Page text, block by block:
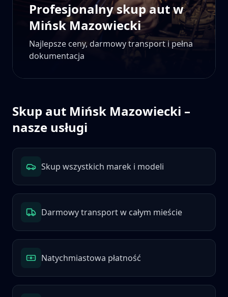
Profesjonalny skup aut w
Mińsk Mazowiecki
Najlepsze ceny, darmowy transport i pełna
dokumentacja
Skup aut Mińsk Mazowiecki –
nasze usługi
Skup wszystkich marek i modeli
Darmowy transport w całym mieście
Natychmiastowa płatność